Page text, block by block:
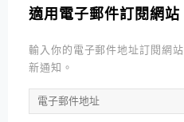
適用電子郵件訂閱網站
輸入你的電子郵件地址訂閱網
新通知。
電
子